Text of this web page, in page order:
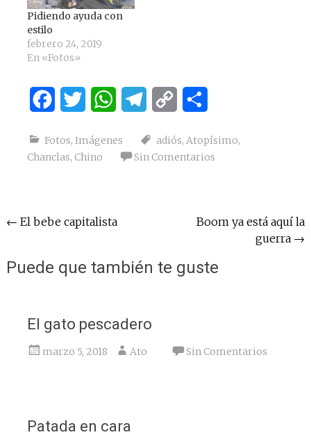
Pidiendo ayuda con
estilo
febrero 24, 2019
En «Fotos»
FacebookTwitter WhatsAppTelegram
Copy
Fotos, Imágenes adiós, Atopísimo,
Chanclas, Chino Sin Comentarios
Navegación
entradas
← El bebe capitalista
Boom ya está aquí la
guerra →
Puede que también te guste
El gato pescadero
marzo 5, 2018 Ato Sin Comentarios
Patada en cara